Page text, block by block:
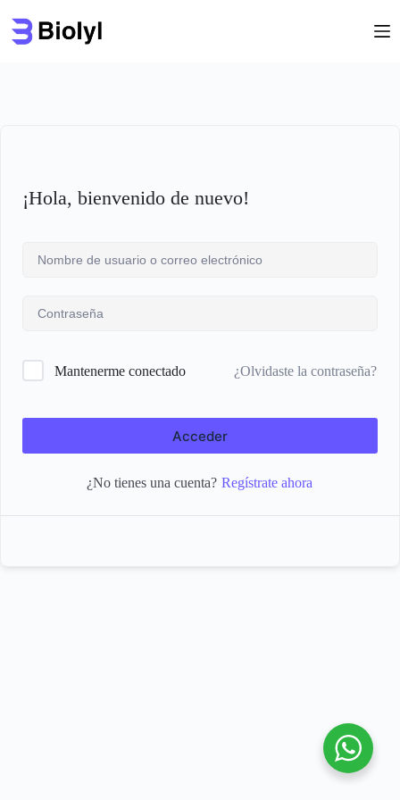
contenido
¡Hola, bienvenido de nuevo!
Mantenerme conectado ¿Olvidaste la contraseña?
Acceder
¿No tienes una cuenta? Regístrate ahora